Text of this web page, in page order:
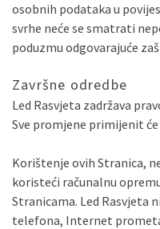
osobnih podataka u
svrhe neće se smatrati
poduzmu odgovarajuće
Završne odredbe
Led Rasvjeta zadržava
Sve promjene primijenit
Korištenje ovih Stranica,
koristeći računalnu
Stranicama. Led Rasvjeta
telefona, Internet